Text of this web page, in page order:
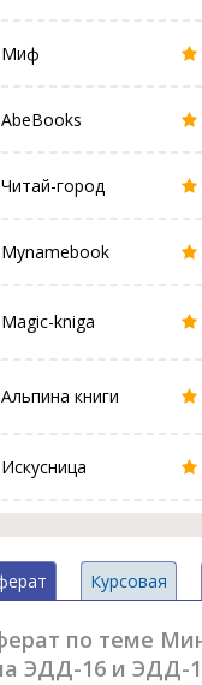
Миф
AbeBooks
Читай-город
Mynamebook
Magic-kniga
Альпина книги
Искусница
Курсовая
по теме
ЭДД-16 и ЭДД-